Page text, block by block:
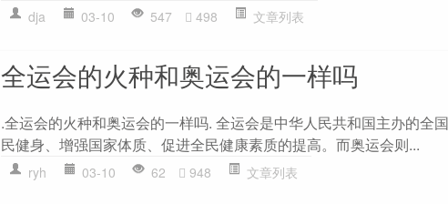
dja 03-10 547 498 文章列表
全运会的火种和奥运会的一样吗
.全运会的火种和奥运会的一样吗. 全运会是中华人民共和国主办的全
民健身、增强国家体质、促进全民健康素质的提高。而奥运会则...
ryh 03-10 62 948 文章列表